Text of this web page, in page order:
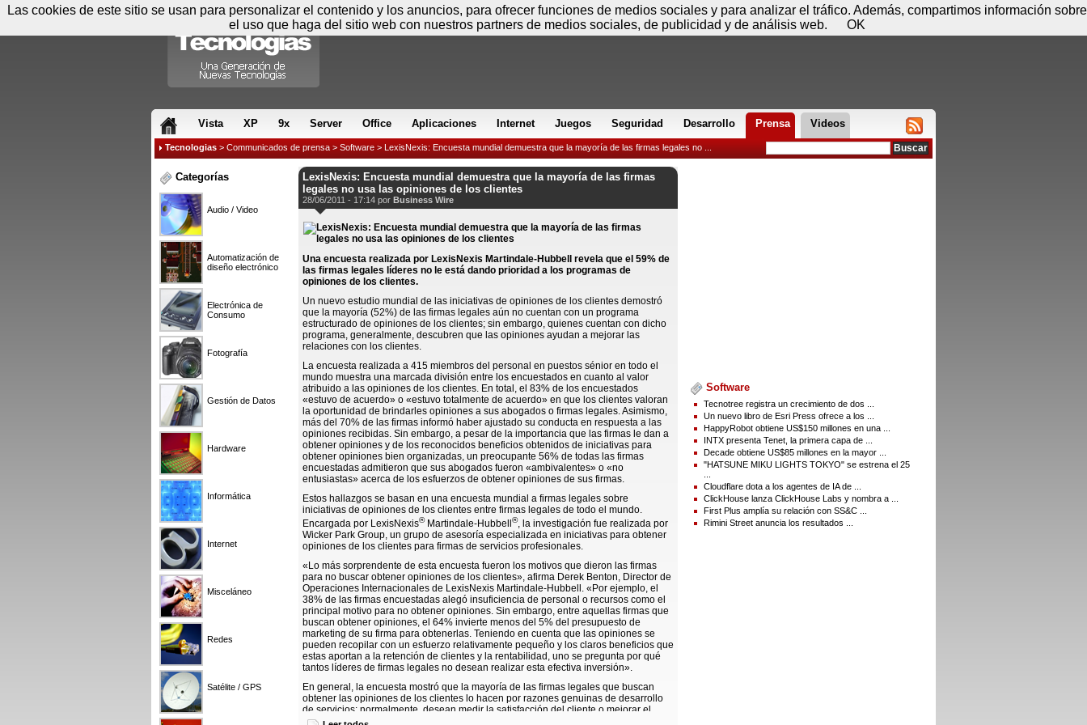
Vista XP 9x Server Office Aplicaciones Internet Juegos Seguridad Desarrollo Prensa Videos
Tecnologias > Communicados de prensa > Software > LexisNexis: Encuesta mundial demuestra que la mayoría de las firmas legales no ...
Categorías
Audio / Video
Automatización de
diseño electrónico
Electrónica de
Consumo
Fotografía
Gestión de Datos
Hardware
Informática
Internet
Misceláneo
Redes
Satélite / GPS
LexisNexis: Encuesta mundial demuestra que la mayoría de las firmas
legales no usa las opiniones de los clientes
28/06/2011 - 17:14 por Business Wire
Una encuesta realizada por LexisNexis Martindale-Hubbell revela que el 59% de
las firmas legales líderes no le está dando prioridad a los programas de
opiniones de los clientes.
Un nuevo estudio mundial de las iniciativas de opiniones de los clientes demostró
que la mayoría (52%) de las firmas legales aún no cuentan con un programa
estructurado de opiniones de los clientes; sin embargo, quienes cuentan con dicho
programa, generalmente, descubren que las opiniones ayudan a mejorar las
relaciones con los clientes.
La encuesta realizada a 415 miembros del personal en puestos sénior en todo el
mundo muestra una marcada división entre los encuestados en cuanto al valor
atribuido a las opiniones de los clientes. En total, el 83% de los encuestados
«estuvo de acuerdo» o «estuvo totalmente de acuerdo» en que los clientes valoran
la oportunidad de brindarles opiniones a sus abogados o firmas legales. Asimismo,
más del 70% de las firmas informó haber ajustado su conducta en respuesta a las
opiniones recibidas. Sin embargo, a pesar de la importancia que las firmas le dan a
obtener opiniones y de los reconocidos beneficios obtenidos de iniciativas para
obtener opiniones bien organizadas, un preocupante 56% de todas las firmas
encuestadas admitieron que sus abogados fueron «ambivalentes» o «no
entusiastas» acerca de los esfuerzos de obtener opiniones de sus firmas.
Estos hallazgos se basan en una encuesta mundial a firmas legales sobre
iniciativas de opiniones de los clientes entre firmas legales de todo el mundo.
Encargada por LexisNexis®Martindale-Hubbell ®, la investigación fue realizada por
Wicker Park Group, un grupo de asesoría especializada en iniciativas para obtener
opiniones de los clientes para firmas de servicios profesionales.
«Lo más sorprendente de esta encuesta fueron los motivos que dieron las firmas
para no buscar obtener opiniones de los clientes», afirma Derek Benton, Director de
Operaciones Internacionales de LexisNexis Martindale-Hubbell. «Por ejemplo, el
38% de las firmas encuestadas alegó insuficiencia de personal o recursos como el
principal motivo para no obtener opiniones. Sin embargo, entre aquellas firmas que
buscan obtener opiniones, el 64% invierte menos del 5% del presupuesto de
marketing de su firma para obtenerlas. Teniendo en cuenta que las opiniones se
pueden recopilar con un esfuerzo relativamente pequeño y los claros beneficios que
estas aportan a la retención de clientes y la rentabilidad, uno se pregunta por qué
tantos líderes de firmas legales no desean realizar esta efectiva inversión».
En general, la encuesta mostró que la mayoría de las firmas legales que buscan
obtener las opiniones de los clientes lo hacen por razones genuinas de desarrollo
de servicios: normalmente, desean medir la satisfacción del cliente o mejorar el
nivel general de servicio al cliente de la firma. Aprovechar un programa de
Software
Tecnotree registra un crecimiento de dos ...
Un nuevo libro de Esri Press ofrece a los ...
HappyRobot obtiene US$150 millones en una ...
INTX presenta Tenet, la primera capa de ...
Decade obtiene US$85 millones en la mayor ...
"HATSUNE MIKU LIGHTS TOKYO" se estrena el 25
Cloudflare dota a los agentes de IA de ...
ClickHouse lanza ClickHouse Labs y nombra a ...
First Plus amplía su relación con SS&C ...
Rimini Street anuncia los resultados ...
Jueves 06 de agosto - 05:36 Registrar Conectar
Las cookies de este sitio se usan para personalizar el contenido y los anuncios, para ofrecer funciones de medios sociales y para analizar el tráfico. Además, compartimos información sobre
el uso que haga del sitio web con nuestros partners de medios sociales, de publicidad y de análisis web.
OK